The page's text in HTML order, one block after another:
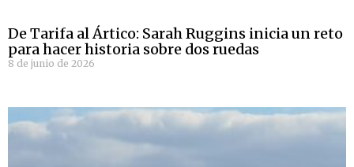
De Tarifa al Ártico: Sarah Ruggins inicia un reto
para hacer historia sobre dos ruedas
8 de junio de 2026